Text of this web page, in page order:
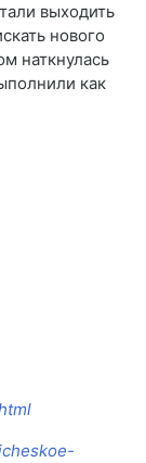
выходить
нового
наткнулась
как